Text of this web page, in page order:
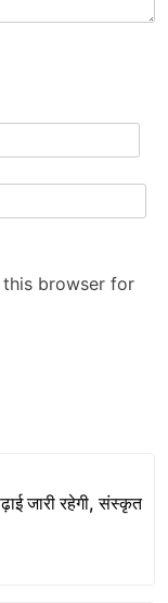
this browser for
जारी रहेगी, संस्कृत